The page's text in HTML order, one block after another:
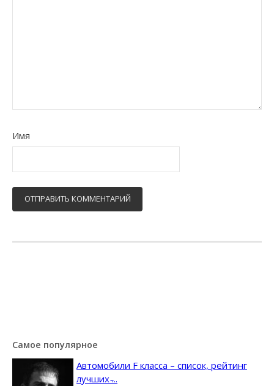
Имя
Самое популярное
Автомобили F класса – список, рейтинг
лучших ̵...